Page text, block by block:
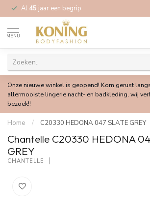
Al 45 jaar een begrip
MENU
Onze nieuwe winkel is geopend! Kom gerust
allermooiste lingerie nacht- en badkleding, wij
bezoek!!
Home / C20330 HEDONA 047 SLATE GREY
Chantelle C20330 HEDONA
GREY
CHANTELLE